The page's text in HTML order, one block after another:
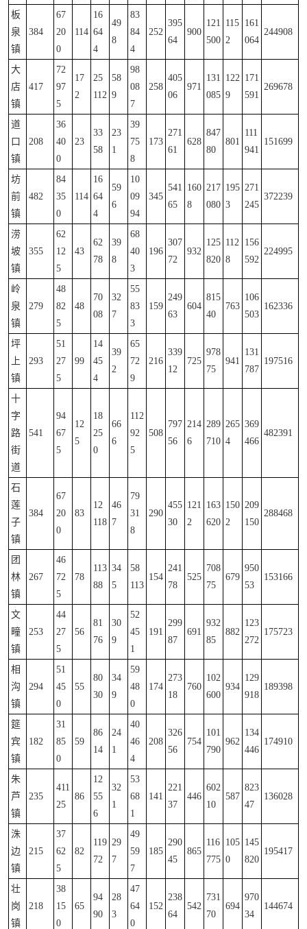
板
泉
镇
384
67
20
0
114
16
64
4
49
8
83
84
4
252
395
64
900
121
500
115
2
161
064
244908
大
店
镇
417
72
97
5
17
2
25
112
58
9
98
08
7
258
405
06
971
131
085
122
9
171
591
269678
道
口
镇
208
36
40
0
23
33
58
23
1
39
75
8
173
271
61
628
847
80
801
111
941
151699
坊
前
镇
482
84
35
0
114
16
64
4
59
6
10
09
94
345
541
65
160
8
217
080
195
3
271
245
372239
涝
坡
镇
355
62
12
5
43
62
78
39
8
68
40
3
196
307
72
932
125
820
112
8
156
592
224995
岭
泉
镇
279
48
82
5
48
70
08
32
7
55
83
3
159
249
63
604
815
40
763
106
503
162336
坪
上
镇
293
51
27
5
99
14
45
4
39
2
65
72
9
216
339
12
725
978
75
941
131
787
197516
十
字
路
街
道
541
94
67
5
12
5
18
25
0
66
6
112
92
5
508
797
56
214
6
289
710
265
4
369
466
482391
石
莲
子
镇
384
67
20
0
83
12
118
46
7
79
31
8
290
455
30
121
2
163
620
150
2
209
150
288468
团
林
镇
267
46
72
5
78
113
88
34
5
58
113
154
241
78
525
708
75
679
950
53
153166
文
疃
镇
253
44
27
5
56
81
76
30
9
52
45
1
191
299
87
691
932
85
882
123
272
175723
相
沟
镇
294
51
45
0
55
80
30
34
9
59
48
0
174
273
18
760
102
600
934
129
918
189398
筵
宾
镇
182
31
85
0
59
86
14
24
1
40
46
4
208
326
56
754
101
790
962
134
446
174910
朱
芦
镇
235
411
25
86
12
55
6
32
1
53
68
1
141
221
37
446
602
10
587
823
47
136028
洙
边
镇
215
37
62
5
82
119
72
29
7
49
59
7
185
290
45
865
116
775
105
0
145
820
195417
壮
岗
镇
218
38
15
0
65
94
90
28
3
47
64
0
152
238
64
542
731
70
694
970
34
144674